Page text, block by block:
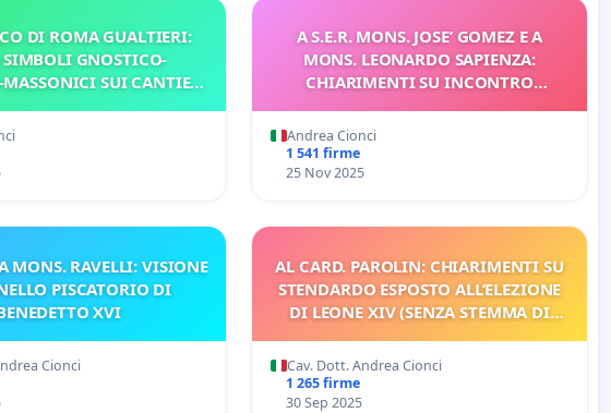
DI ROMA GUALTIERI:
SIMBOLI GNOSTICO-
MASSONICI SUI CANTIERI
A S.E.R. MONS. JOSE’ GOMEZ E A
MONS. LEONARDO SAPIENZA:
CHIARIMENTI SU INCONTRO
Andrea Cionci
1 541 firme
25 Nov 2025
MONS. RAVELLI: VISIONE
PISCATORIO DI
XVI
Cionci
AL CARD. PAROLIN: CHIARIMENTI SU
STENDARDO ESPOSTO ALL’ELEZIONE
DI LEONE XIV (SENZA STEMMA DI
Cav. Dott. Andrea Cionci
1 265 firme
30 Sep 2025